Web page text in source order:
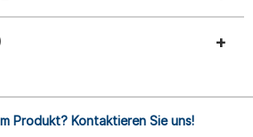
Produkt? Kontaktieren Sie uns!